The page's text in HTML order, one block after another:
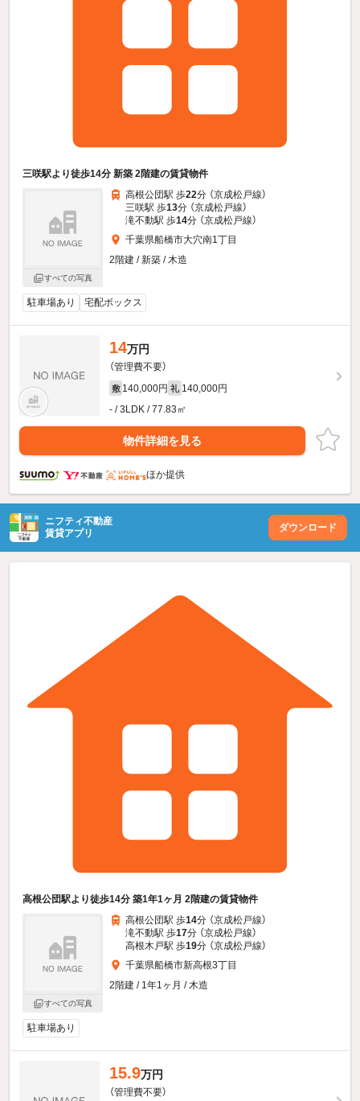
三咲駅より徒歩14分 新築 2階建の賃貸物件
すべての写真
高根公団駅 歩22分 （京成松戸線）
三咲駅 歩13分 （京成松戸線）
滝不動駅 歩14分 （京成松戸線）
千葉県船橋市大穴南1丁目
2階建 / 新築 / 木造
駐車場あり 宅配ボックス
14万円
（管理費不要）
敷 140,000円 礼 140,000円
- / 3LDK / 77.83㎡
物件詳細を見る
ほか提供
ニフティ不動産
賃貸アプリ
ダウンロード
高根公団駅より徒歩14分 築1年1ヶ月 2階建の賃貸物件
すべての写真
高根公団駅 歩14分 （京成松戸線）
滝不動駅 歩17分 （京成松戸線）
高根木戸駅 歩19分 （京成松戸線）
千葉県船橋市新高根3丁目
2階建 / 1年1ヶ月 / 木造
駐車場あり
15.9万円
（管理費不要）